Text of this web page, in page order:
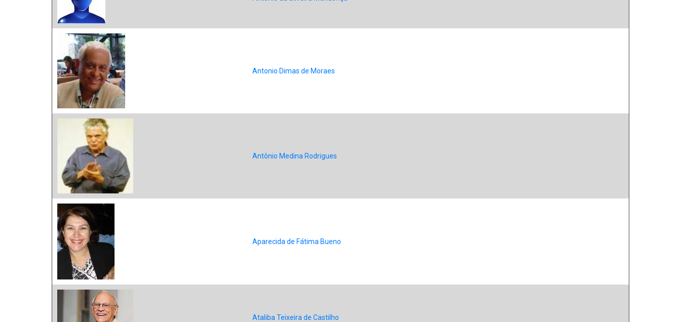
Antonio Dimas de Moraes
Antônio Medina Rodrigues
Aparecida de Fátima Bueno
Ataliba Teixeira de Castilho